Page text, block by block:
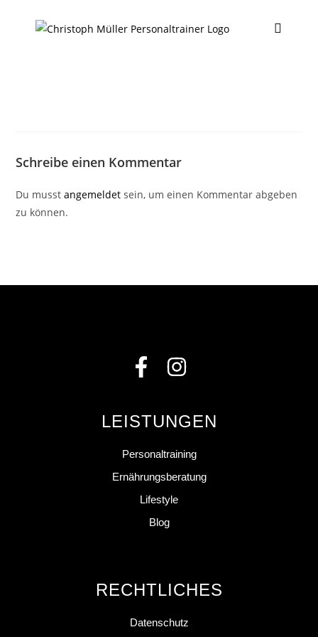
Schreibe einen Kommentar
Du musstangemeldet sein, um einen Kommentar abgeben
zu können.
LEISTUNGEN
Personaltraining
Ernährungsberatung
Lifestyle
Blog
RECHTLICHES
Datenschutz